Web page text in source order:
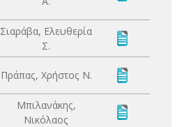
Σιαράβα, Ελευθερία
Σ.
Πράπας, Χρήστος Ν.
Μπιλανάκης,
Νικόλαος